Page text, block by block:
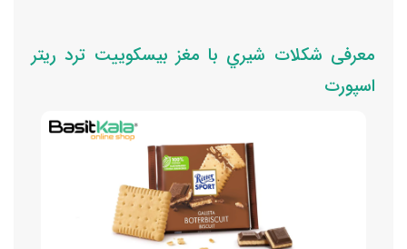
معرفی شکلات شيري با مغز بيسکوييت ترد ريتر
اسپورت